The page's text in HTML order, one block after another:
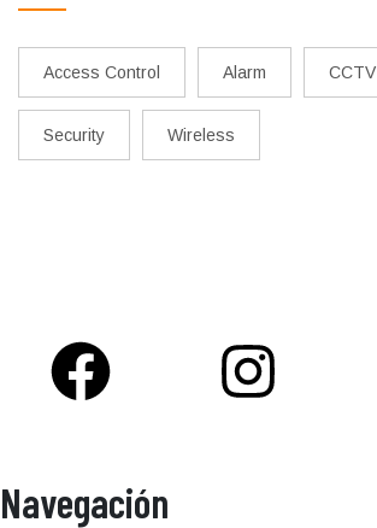
Access Control Alarm CCTV
Security Wireless
Navegación